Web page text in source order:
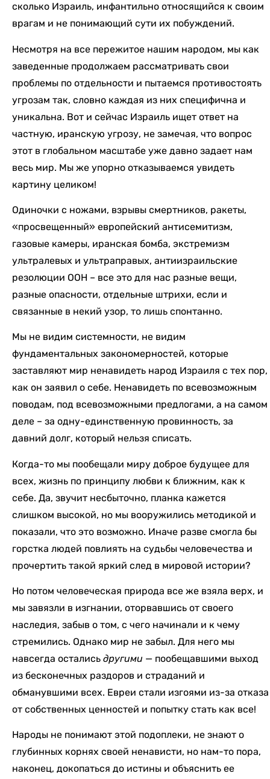
сколько Израиль, инфантильно относящийся к своим
врагам и не понимающий сути их побуждений.
Несмотря на все пережитое нашим народом, мы как
заведенные продолжаем рассматривать свои
проблемы по отдельности и пытаемся противостоять
угрозам так, словно каждая из них специфична и
уникальна. Вот и сейчас Израиль ищет ответ на
частную, иранскую угрозу, не замечая, что вопрос
этот в глобальном масштабе уже давно задает нам
весь мир. Мы же упорно отказываемся увидеть
картину целиком!
Одиночки с ножами, взрывы смертников, ракеты,
«просвещенный» европейский антисемитизм,
газовые камеры, иранская бомба, экстремизм
ультралевых и ультраправых, антиизраильские
резолюции ООН – все это для нас разные вещи,
разные опасности, отдельные штрихи, если и
связанные в некий узор, то лишь спонтанно.
Мы не видим системности, не видим
фундаментальных закономерностей, которые
заставляют мир ненавидеть народ Израиля с тех пор,
как он заявил о себе. Ненавидеть по всевозможным
поводам, под всевозможными предлогами, а на самом
деле – за одну-единственную провинность, за
давний долг, который нельзя списать.
Когда-то мы пообещали миру доброе будущее для
всех, жизнь по принципу любви к ближним, как к
себе. Да, звучит несбыточно, планка кажется
слишком высокой, но мы вооружились методикой и
показали, что это возможно. Иначе разве смогла бы
горстка людей повлиять на судьбы человечества и
прочертить такой яркий след в мировой истории?
Но потом человеческая природа все же взяла верх, и
мы завязли в изгнании, оторвавшись от своего
наследия, забыв о том, с чего начинали и к чему
стремились. Однако мир не забыл. Для него мы
навсегда остались другими — пообещавшими выход
из бесконечных раздоров и страданий и
обманувшими всех. Евреи стали изгоями из-за отказа
от собственных ценностей и попытку стать как все!
Народы не понимают этой подоплеки, не знают о
глубинных корнях своей ненависти, но нам-то пора,
наконец, докопаться до истины и объяснить ее